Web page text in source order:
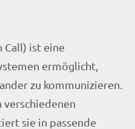
Call) ist eine
ermöglicht,
zu kommunizieren.
verschiedenen
sie in passende